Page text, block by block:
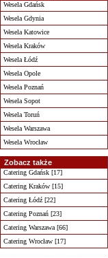
Wesela Gdańsk
Wesela Gdynia
Wesela Katowice
Wesela Kraków
Wesela Łódź
Wesela Opole
Wesela Poznań
Wesela Sopot
Wesela Toruń
Wesela Warszawa
Wesela Wrocław
Zobacz także
Catering Gdańsk [17]
Catering Kraków [15]
Catering Łódź [22]
Catering Poznań [23]
Catering Warszawa [66]
Catering Wrocław [17]